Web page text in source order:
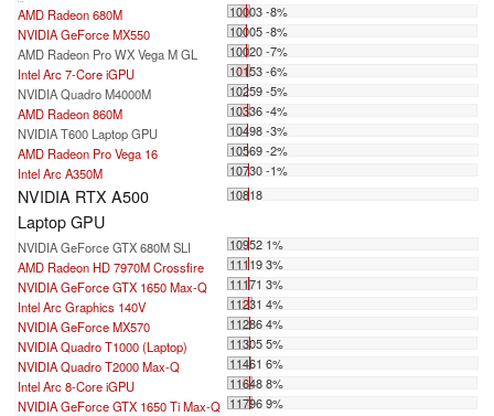
AMD Radeon 680M
10003 -8%
NVIDIA GeForce MX550
10005 -8%
AMD Radeon Pro WX Vega M GL
10020 -7%
Intel Arc 7-Core iGPU
10153 -6%
NVIDIA Quadro M4000M
10259 -5%
AMD Radeon 860M
10336 -4%
NVIDIA T600 Laptop GPU
10498 -3%
AMD Radeon Pro Vega 16
10569 -2%
Intel Arc A350M
10730 -1%
NVIDIA RTX A500
Laptop GPU
10818
NVIDIA GeForce GTX 680M SLI
10952 1%
AMD Radeon HD 7970M Crossfire
11119 3%
NVIDIA GeForce GTX 1650 Max-Q
11171 3%
Intel Arc Graphics 140V
11231 4%
NVIDIA GeForce MX570
11286 4%
NVIDIA Quadro T1000 (Laptop)
11305 5%
NVIDIA Quadro T2000 Max-Q
11461 6%
Intel Arc 8-Core iGPU
11648 8%
NVIDIA GeForce GTX 1650 Ti Max-Q 11796 9%